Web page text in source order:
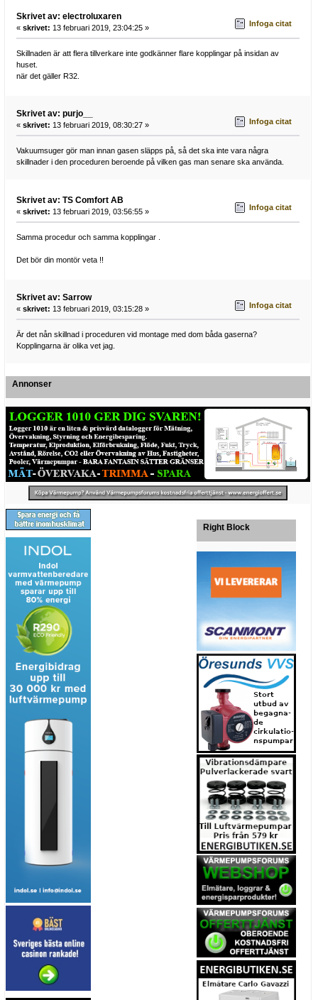
Skrivet av: electroluxaren
« skrivet: 13 februari 2019, 23:04:25 » Infoga citat
Skillnaden är att flera tillverkare inte godkänner flare kopplingar på insidan av
huset.
när det gäller R32.
Skrivet av: purjo__
« skrivet: 13 februari 2019, 08:30:27 » Infoga citat
Vakuumsuger gör man innan gasen släpps på, så det ska inte vara några
skillnader i den proceduren beroende på vilken gas man senare ska använda.
Skrivet av: TS Comfort AB
« skrivet: 13 februari 2019, 03:56:55 » Infoga citat
Samma procedur och samma kopplingar .
Det bör din montör veta !!
Skrivet av: Sarrow
« skrivet: 13 februari 2019, 03:15:28 » Infoga citat
Är det nån skillnad i proceduren vid montage med dom båda gaserna?
Kopplingarna är olika vet jag.
Annonser
Right Block